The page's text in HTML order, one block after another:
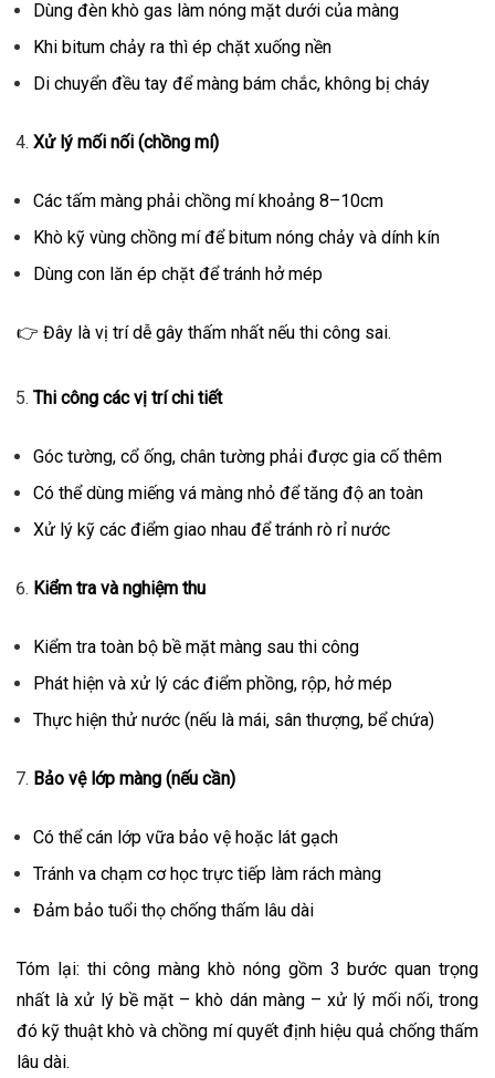
Dùng đèn khò gas làm nóng mặt dưới của màng
Khi bitum chảy ra thì ép chặt xuống nền
Di chuyển đều tay để màng bám chắc, không bị cháy
Xử lý mối nối (chồng mí)
Các tấm màng phải chồng mí khoảng 8–10cm
Khò kỹ vùng chồng mí để bitum nóng chảy và dính kín
Dùng con lăn ép chặt để tránh hở mép
👉 Đây là vị trí dễ gây thấm nhất nếu thi công sai.
Thi công các vị trí chi tiết
Góc tường, cổ ống, chân tường phải được gia cố thêm
Có thể dùng miếng vá màng nhỏ để tăng độ an toàn
Xử lý kỹ các điểm giao nhau để tránh rò rỉ nước
Kiểm tra và nghiệm thu
Kiểm tra toàn bộ bề mặt màng sau thi công
Phát hiện và xử lý các điểm phồng, rộp, hở mép
Thực hiện thử nước (nếu là mái, sân thượng, bể chứa)
Bảo vệ lớp màng (nếu cần)
Có thể cán lớp vữa bảo vệ hoặc lát gạch
Tránh va chạm cơ học trực tiếp làm rách màng
Đảm bảo tuổi thọ chống thấm lâu dài
Tóm lại: thi công màng khò nóng gồm 3 bước quan trọng
nhất là xử lý bề mặt – khò dán màng – xử lý mối nối, trong
đó kỹ thuật khò và chồng mí quyết định hiệu quả chống thấm
lâu dài.